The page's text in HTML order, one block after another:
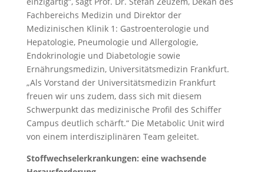
Fachbereichs Medizin und Direktor der
Medizinischen Klinik 1: Gastroenterologie und
Hepatologie, Pneumologie und Allergologie,
Endokrinologie und Diabetologie sowie
Ernährungsmedizin, Universitätsmedizin Frankfurt.
„Als Vorstand der Universitätsmedizin Frankfurt
freuen wir uns zudem, dass sich mit diesem
Schwerpunkt das medizinische Profil des Schiffer
Campus deutlich schärft.“ Die Metabolic Unit wird
von einem interdisziplinären Team geleitet.
Stoffwechselerkrankungen: eine wachsende